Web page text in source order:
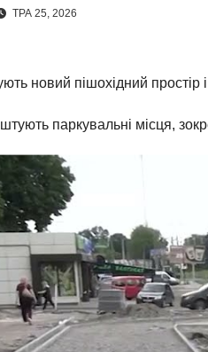
ТРА 25, 2026
новий пішохідний простір
паркувальні місця,